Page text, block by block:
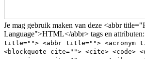
Je mag gebruik maken van deze <abbr
Language">HTML</abbr> tags en attributen:
title=""> <abbr title=""> <acronym
<blockquote cite=""> <cite> <code>